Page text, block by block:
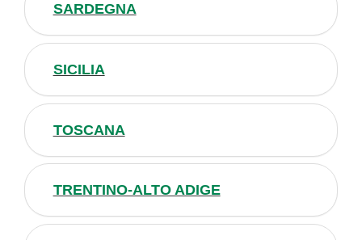
SARDEGNA
SICILIA
TOSCANA
TRENTINO-ALTO ADIGE